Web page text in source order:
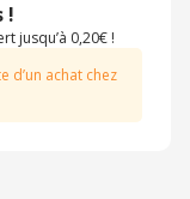
!
jusqu’à 0,20€ !
d’un achat chez